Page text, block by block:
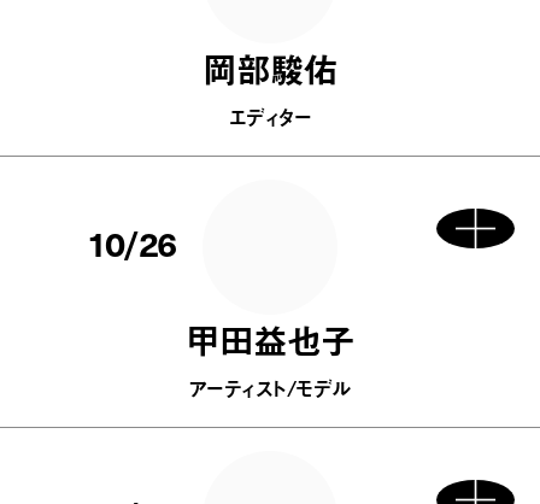
岡部駿佑
エディター
10/26
甲田益也子
アーティスト/モデル